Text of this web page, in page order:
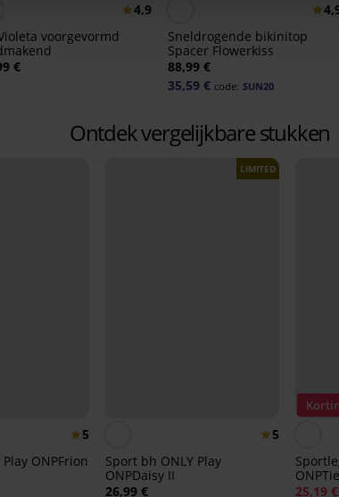
4,9
voorgevormd
€
Sneldrogende bikinitop
Spacer Flowerkiss
88,99 €
35,59 € code: SUN20
Ontdek vergelijkbare stukken
5
ONPFrion
LIMITED
5
Sport bh ONLY Play
ONPDaisy II
26,99 €
25,19 €